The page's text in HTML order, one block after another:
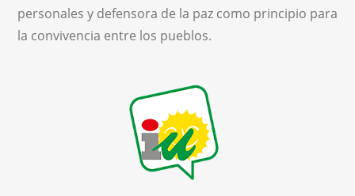
personales y defensora de la paz como principio para
la convivencia entre los pueblos.